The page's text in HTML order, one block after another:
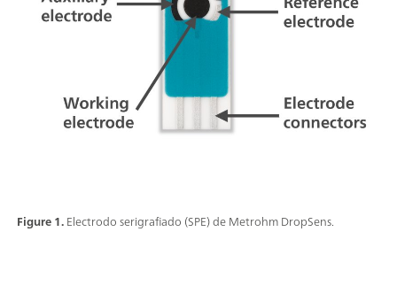
Figure 1.Electrodo serigrafiado (SPE) de Metrohm DropSens.